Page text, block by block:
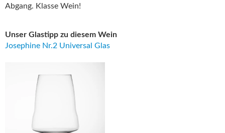
Abgang. Klasse Wein!
Unser Glastipp zu diesem Wein
Josephine Nr.2 Universal Glas